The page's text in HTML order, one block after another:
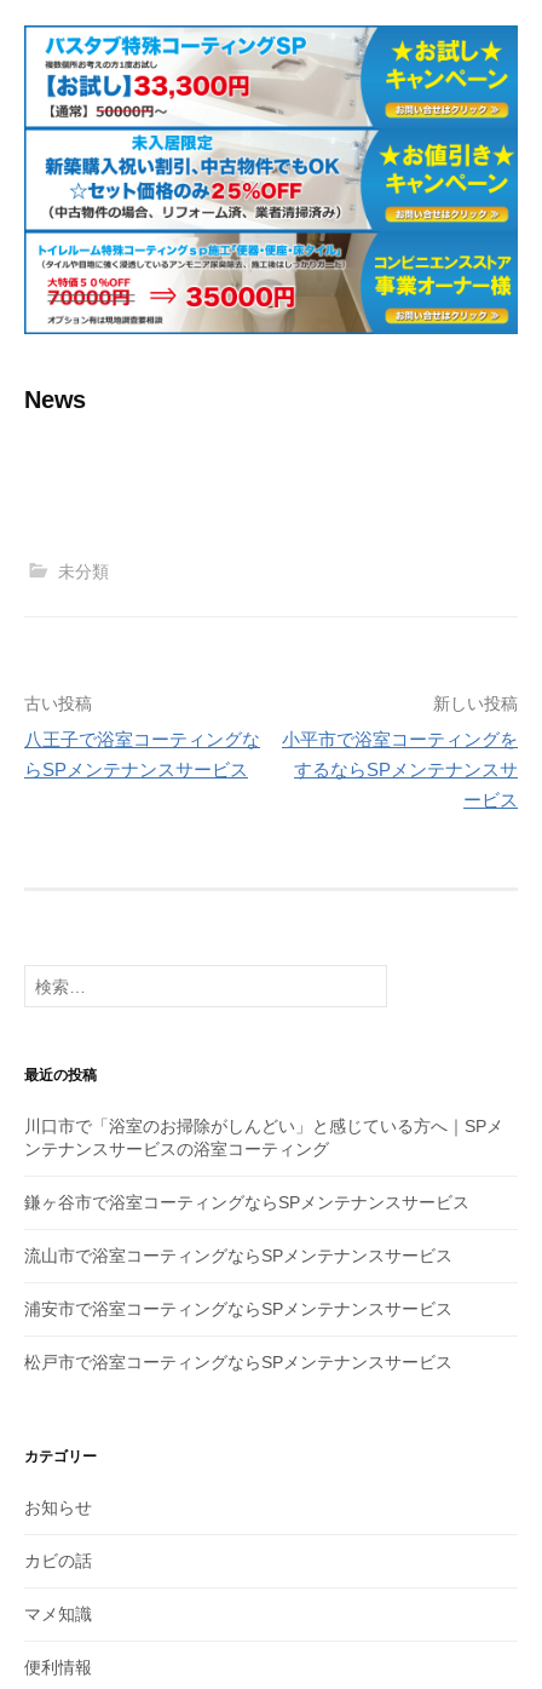
News
未分類
投
ー
ョ
ン
古い投稿
八王子で浴室コーティングな
らSPメンテナンスサービス
新しい投稿
小平市で浴室コーティングを
するならSPメンテナンスサ
ービス
検
索
最近の投稿
川口市で「浴室のお掃除がしんどい」と感じている方へ｜SPメ
ンテナンスサービスの浴室コーティング
鎌ヶ谷市で浴室コーティングならSPメンテナンスサービス
流山市で浴室コーティングならSPメンテナンスサービス
浦安市で浴室コーティングならSPメンテナンスサービス
松戸市で浴室コーティングならSPメンテナンスサービス
カテゴリー
お知らせ
カビの話
マメ知識
便利情報